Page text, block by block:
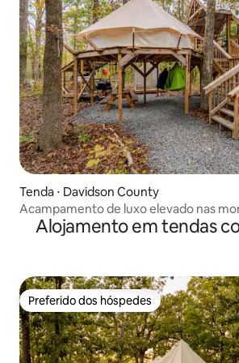
Tenda ⋅ Davidson County
Acampamento de luxo elevado nas
em New London, Carolina do Norte
Alojamento em tendas
Preferido dos hóspedes
Preferido dos hóspedes